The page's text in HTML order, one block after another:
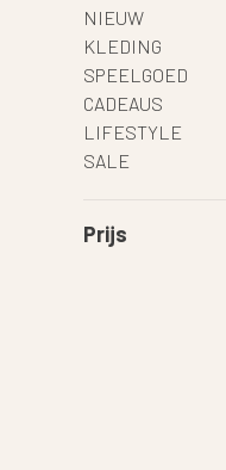
NIEUW
KLEDING
SPEELGOED
CADEAUS
LIFESTYLE
SALE
Prijs